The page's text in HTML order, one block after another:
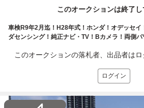
このオークションは終了
車検R9年2月迄！H28年式！ホンダ！オデッセイ
ダセンシング！純正ナビ・TV！Bカメラ！両側パ
このオークションの落札者、出品者はロ
ログイン